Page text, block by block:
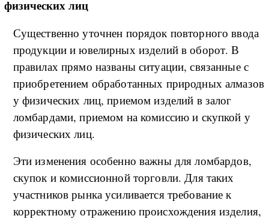
физических лиц
Существенно уточнен порядок повторного ввода
продукции и ювелирных изделий в оборот. В
правилах прямо названы ситуации, связанные с
приобретением обработанных природных алмазов
у физических лиц, приемом изделий в залог
ломбардами, приемом на комиссию и скупкой у
физических лиц.
Эти изменения особенно важны для ломбардов,
скупок и комиссионной торговли. Для таких
участников рынка усиливается требование к
корректному отражению происхождения изделия,